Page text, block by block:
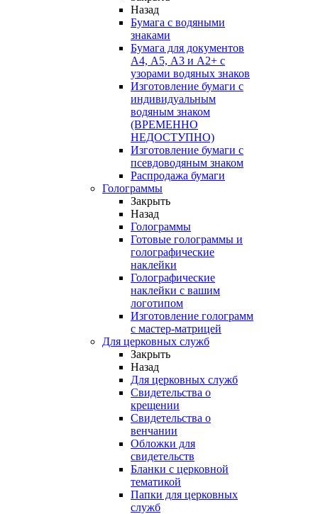
Назад
Бумага с водяными
знаками
Бумага для документов
А4, А5, А3 и А2+ с
узорами водяных знаков
Изготовление бумаги с
индивидуальным
водяным знаком
(ВРЕМЕННО
НЕДОСТУПНО)
Изготовление бумаги с
псевдоводяным знаком
Распродажа бумаги
Голограммы
Закрыть
Назад
Голограммы
Готовые голограммы и
голографические
наклейки
Голографические
наклейки с вашим
логотипом
Изготовление голограмм
с мастер-матрицей
Для церковных служб
Закрыть
Назад
Для церковных служб
Свидетельства о
крещении
Свидетельства о
венчании
Обложки для
свидетельств
Бланки с церковной
тематикой
Папки для церковных
служб